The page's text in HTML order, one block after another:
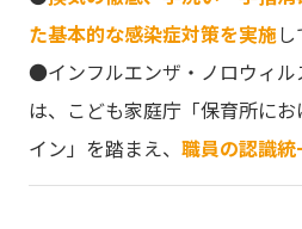
た基本的な感染症対策を実施し
●インフルエンザ・ノロウィル
は、こども家庭庁「保育所に
イン」を踏まえ、 職員の認識統